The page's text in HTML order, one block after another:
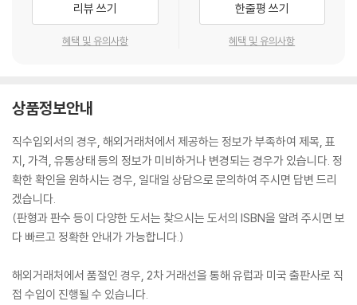
리뷰 쓰기
혜택 및 유의사항
한줄평 쓰기
혜택 및 유의사항
상품정보안내
직수입외서의 경우, 해외거래처에서 제공하는 정보가 부족하여 제목, 표
지, 가격, 유통상태 등의 정보가 미비하거나 변경되는 경우가 있습니다. 정
확한 확인을 원하시는 경우, 일대일 상담으로 문의하여 주시면 답변 드리
겠습니다.
(판형과 판수 등이 다양한 도서는 찾으시는 도서의 ISBN을 알려 주시면 보
다 빠르고 정확한 안내가 가능합니다.)
해외거래처에서 품절인 경우, 2차 거래선을 통해 유럽과 미국 출판사로 직
접 수입이 진행될 수 있습니다.